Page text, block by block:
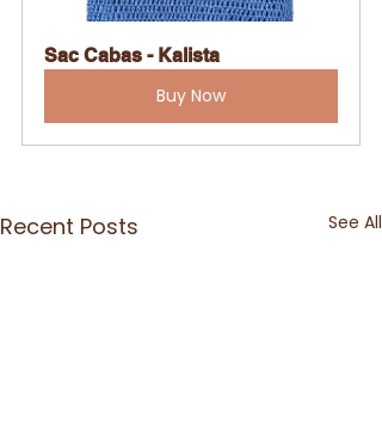
Sac Cabas - Kalista
Buy Now
Recent Posts See All